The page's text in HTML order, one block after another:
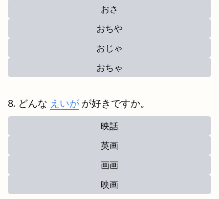
おさ
おちや
おじゃ
おちゃ
どんな えいが が好きですか。
映話
英画
画画
映画